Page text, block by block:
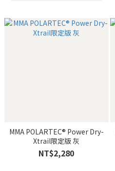
MMA POLARTEC® Power Dry-
Xtrail限定版 灰
NT$2,280